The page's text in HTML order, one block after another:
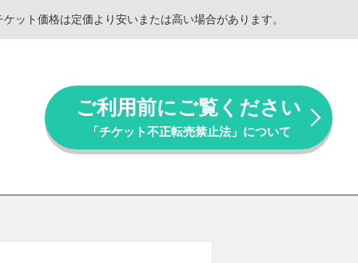
ット価格は定価より安いまたは高い場合があります。
ご利用前にご覧ください
「チケット不正転売禁止法」について